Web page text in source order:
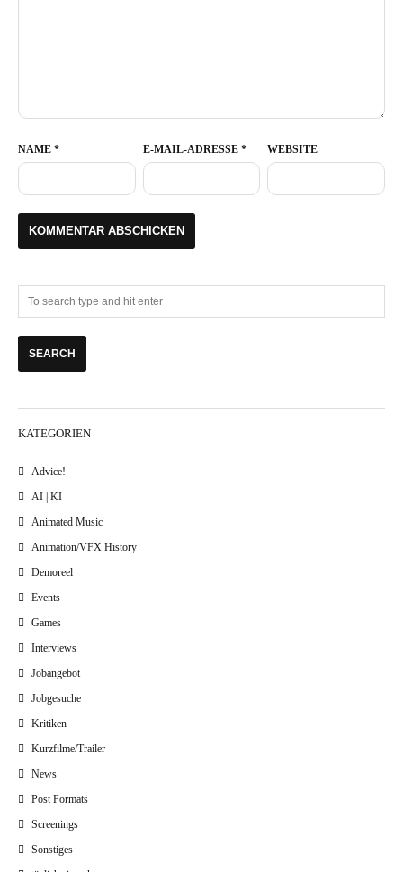
NAME * E-MAIL-ADRESSE * WEBSITE
KATEGORIEN
Advice!
AI | KI
Animated Music
Animation/VFX History
Demoreel
Events
Games
Interviews
Jobangebot
Jobgesuche
Kritiken
Kurzfilme/Trailer
News
Post Formats
Screenings
Sonstiges